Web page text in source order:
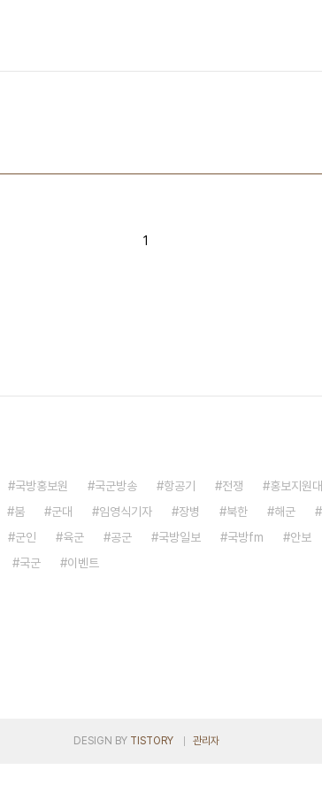
1
국방홍보원 국군방송 항공기 전쟁 홍보지원대
붐 군대 임영식기자 장병 북한 해군
군인 육군 공군 국방일보 국방fm 안보
국군 이벤트
DESIGN BY TISTORY 관리자